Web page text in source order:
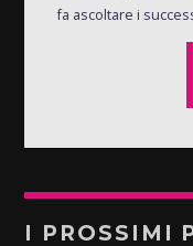
fa ascoltare i
I PROSSIMI